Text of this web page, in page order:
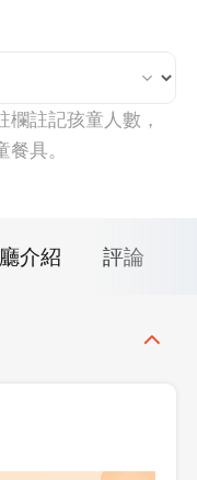
註記孩童人數，
具。
介紹 評論